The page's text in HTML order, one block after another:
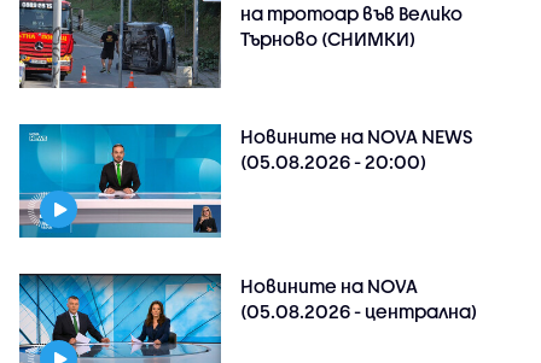
на тротоар във Велико
Търново (СНИМКИ)
Новините на NOVA NEWS
(05.08.2026 - 20:00)
Новините на NOVA
(05.08.2026 - централна)